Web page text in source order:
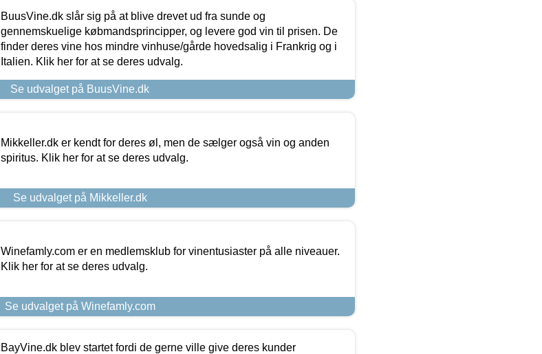
BuusVine.dk slår sig på at blive drevet ud fra sunde og
gennemskuelige købmandsprincipper, og levere god vin til prisen. De
finder deres vine hos mindre vinhuse/gårde hovedsalig i Frankrig og i
Italien. Klik her for at se deres udvalg.
Se udvalget på BuusVine.dk
Mikkeller.dk er kendt for deres øl, men de sælger også vin og anden
spiritus. Klik her for at se deres udvalg.
Se udvalget på Mikkeller.dk
Winefamly.com er en medlemsklub for vinentusiaster på alle niveauer.
Klik her for at se deres udvalg.
Se udvalget på Winefamly.com
BayVine.dk blev startet fordi de gerne ville give deres kunder